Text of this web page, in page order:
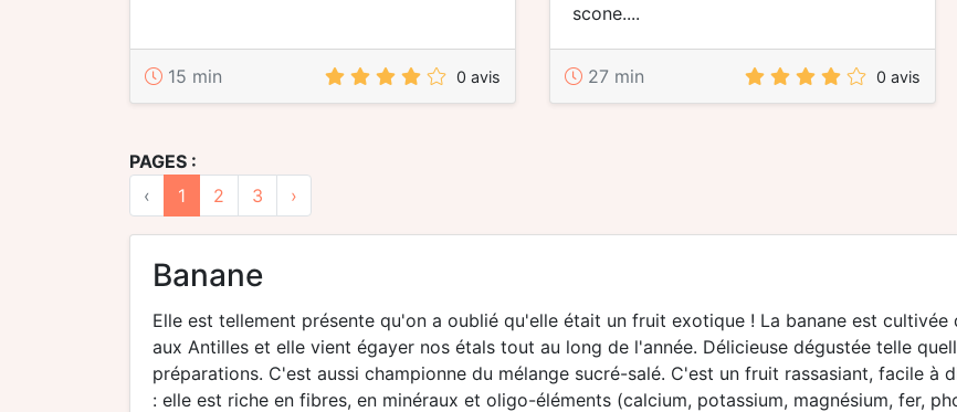
15 min 0 avis
scone....
27 min 0 avis
PAGES :
‹
1 2 3 ›
Banane
Elle est tellement présente qu'on a oublié qu'elle était un fruit exotique ! La banane est
aux Antilles et elle vient égayer nos étals tout au long de l'année. Délicieuse dégustée telle
préparations. C'est aussi championne du mélange sucré-salé. C'est un fruit rassasiant, facile à
: elle est riche en fibres, en minéraux et oligo-éléments (calcium, potassium, magnésium, fer,